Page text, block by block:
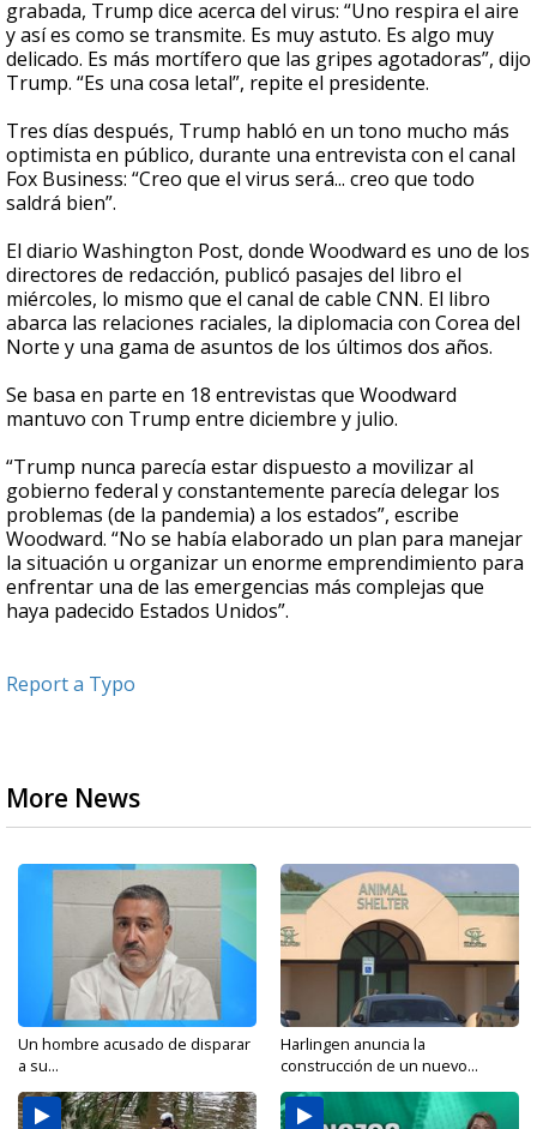
grabada, Trump dice acerca del virus: “Uno respira el aire
y así es como se transmite. Es muy astuto. Es algo muy
delicado. Es más mortífero que las gripes agotadoras”, dijo
Trump. “Es una cosa letal”, repite el presidente.
Tres días después, Trump habló en un tono mucho más
optimista en público, durante una entrevista con el canal
Fox Business: “Creo que el virus será... creo que todo
saldrá bien”.
El diario Washington Post, donde Woodward es uno de los
directores de redacción, publicó pasajes del libro el
miércoles, lo mismo que el canal de cable CNN. El libro
abarca las relaciones raciales, la diplomacia con Corea del
Norte y una gama de asuntos de los últimos dos años.
Se basa en parte en 18 entrevistas que Woodward
mantuvo con Trump entre diciembre y julio.
“Trump nunca parecía estar dispuesto a movilizar al
gobierno federal y constantemente parecía delegar los
problemas (de la pandemia) a los estados”, escribe
Woodward. “No se había elaborado un plan para manejar
la situación u organizar un enorme emprendimiento para
enfrentar una de las emergencias más complejas que
haya padecido Estados Unidos”.
Report a Typo
More News
Un hombre acusado de disparar
a su...
Harlingen anuncia la
construcción de un nuevo...